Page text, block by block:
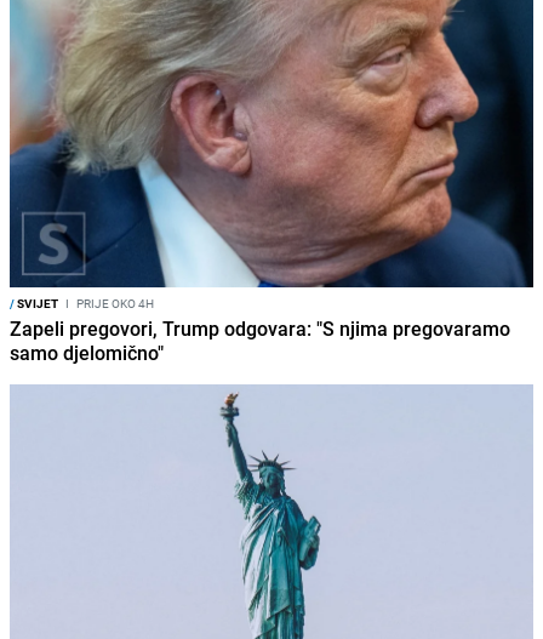
/SVIJET I PRIJE OKO 4H
Zapeli pregovori, Trump odgovara: "S njima pregovaramo
samo djelomično"